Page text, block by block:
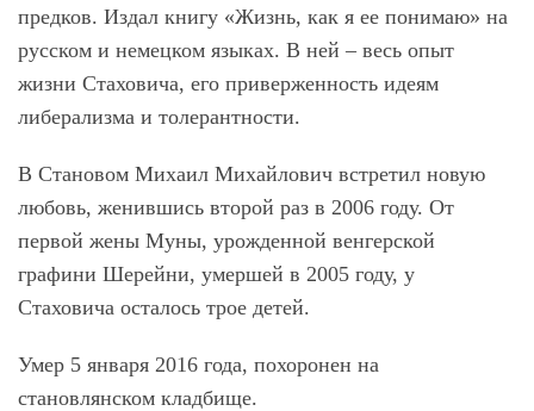
предков. Издал книгу «Жизнь, как я ее понимаю» на
русском и немецком языках. В ней ‒ весь опыт
жизни Стаховича, его приверженность идеям
либерализма и толерантности.
В Становом Михаил Михайлович встретил новую
любовь, женившись второй раз в 2006 году. От
первой жены Муны, урожденной венгерской
графини Шерейни, умершей в 2005 году, у
Стаховича осталось трое детей.
Умер 5 января 2016 года, похоронен на
становлянском кладбище.